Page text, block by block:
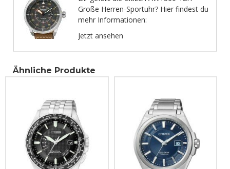
Große Herren-Sportuhr? Hier findest du
mehr Informationen:
Jetzt ansehen
Ähnliche Produkte